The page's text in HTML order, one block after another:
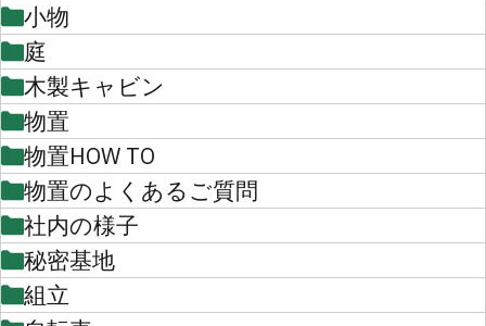
小物
庭
木製キャビン
物置
物置HOW TO
物置のよくあるご質問
社内の様子
秘密基地
組立